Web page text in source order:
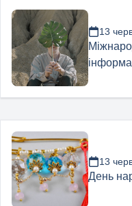
13
13
День